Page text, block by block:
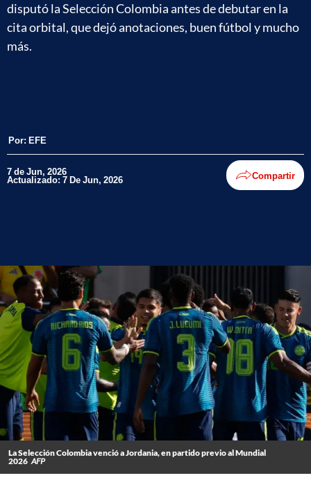
disputó la Selección Colombia antes de debutar en la
cita orbital, que dejó anotaciones, buen fútbol y mucho
más.
Por: EFE
7 de Jun, 2026
Actualizado: 7 De Jun, 2026 Compartir
La Selección Colombia venció a Jordania, en partido previo al Mundial
2026 AFP